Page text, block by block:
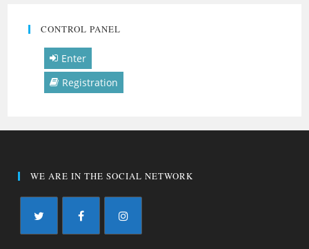
CONTROL PANEL
Enter
Registration
WE ARE IN THE SOCIAL NETWORK